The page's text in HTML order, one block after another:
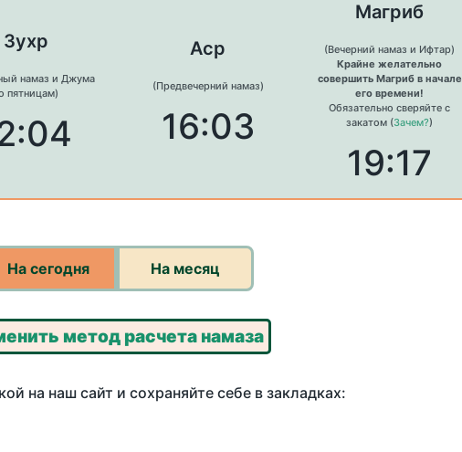
Зухр
намаз и Джума
пятницам)
Аср
(Предвечерний намаз)
16:03
Магриб
(Вечерний намаз и Ифтар)
Крайне желательно
совершить Магриб в начале
его времени!
Обязательно сверяйте с
закатом (Зачем?)
19:17
На сегодня На месяц
метод расчета намаза
на наш сайт и сохраняйте себе в закладках: